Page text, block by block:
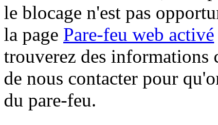
le blocage n'est pas
la page Pare-feu web activé
trouverez des informations
de nous contacter pour
du pare-feu.